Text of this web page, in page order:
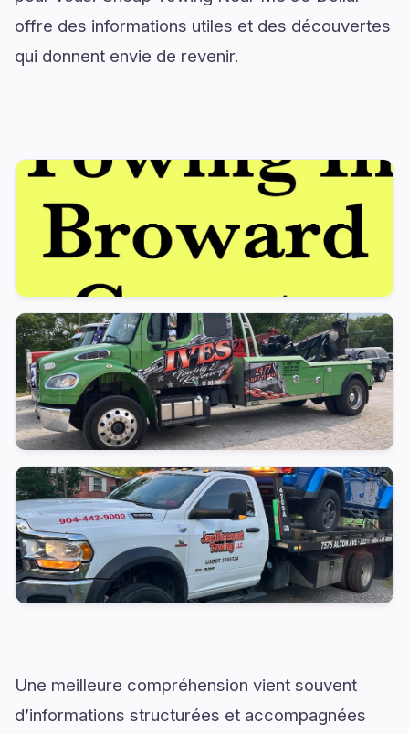
offre des informations utiles et des découvertes
qui donnent envie de revenir.
Une meilleure compréhension vient souvent
d’informations structurées et accompagnées